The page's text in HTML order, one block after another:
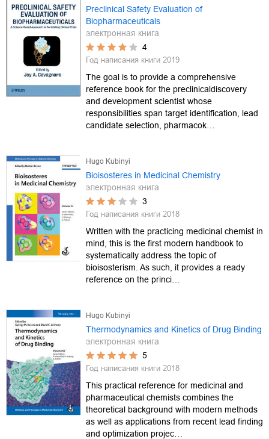
Preclinical Safety Evaluation of
Biopharmaceuticals
электронная книга
4
Год написания книги 2019
The goal is to provide a comprehensive
reference book for the preclinicaldiscovery
and development scientist whose
responsibilities span target identification, lead
candidate selection, pharmacok…
Hugo Kubinyi
Bioisosteres in Medicinal Chemistry
электронная книга
3
Год написания книги 2018
Written with the practicing medicinal chemist in
mind, this is the first modern handbook to
systematically address the topic of
bioisosterism. As such, it provides a ready
reference on the princi…
Hugo Kubinyi
Thermodynamics and Kinetics of Drug Binding
электронная книга
5
Год написания книги 2018
This practical reference for medicinal and
pharmaceutical chemists combines the
theoretical background with modern methods
as well as applications from recent lead finding
and optimization projec…